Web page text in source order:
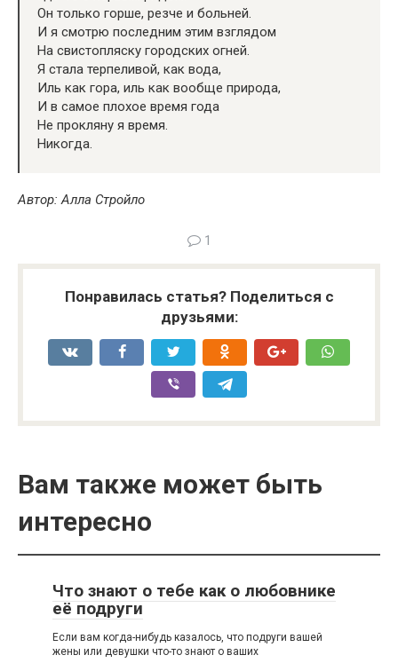
Он только горше, резче и больней.
И я смотрю последним этим взглядом
На свистопляску городских огней.
Я стала терпеливой, как вода,
Иль как гора, иль как вообще природа,
И в самое плохое время года
Не прокляну я время.
Никогда.
Автор: Алла Стройло
1
Понравилась статья? Поделиться с
друзьями:
Вам также может быть
интересно
Что знают о тебе как о любовнике
её подруги
Если вам когда-нибудь казалось, что подруги вашей
жены или девушки что-то знают о ваших